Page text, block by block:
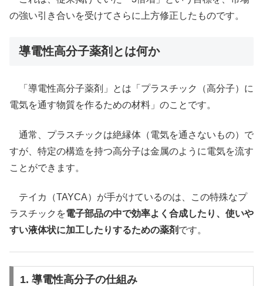
の強い引き合いを受けてさらに上方修正したものです。
導電性高分子薬剤とは何か
「導電性高分子薬剤」とは「プラスチック（高分子）に
電気を通す物質を作るための材料」のことです。
通常、プラスチックは絶縁体（電気を通さないもの）で
すが、特定の構造を持つ高分子は金属のように電気を流す
ことができます。
テイカ（TAYCA）が手がけているのは、この特殊なプ
ラスチックを電子部品の中で効率よく合成したり、使いや
すい液体状に加工したりするための薬剤 です。
1. 導電性高分子の仕組み